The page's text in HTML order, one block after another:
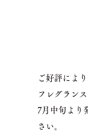
ご好評によ
フレグラン
7月中旬より
さい。